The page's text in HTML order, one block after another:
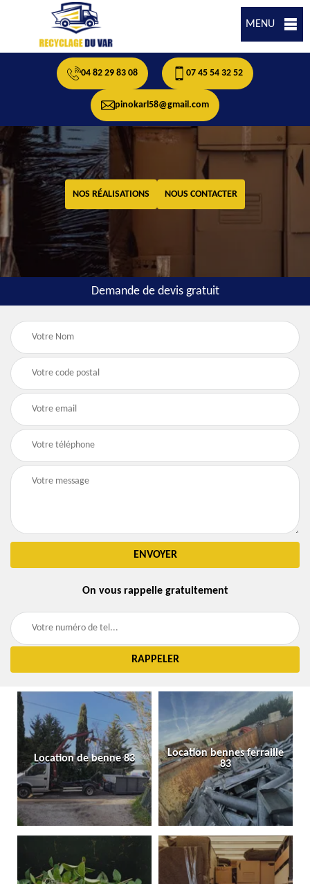
MENU
04 82 29 83 08 07 45 54 32 52
pinokarl58@gmail.com
NOS RÉALISATIONS NOUS CONTACTER
Demande de devis gratuit
On vous rappelle gratuitement
Location de benne 83
Location bennes ferraille
83